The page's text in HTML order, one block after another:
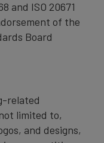
and ISO 20671
of the
Board
related
limited to,
and designs,